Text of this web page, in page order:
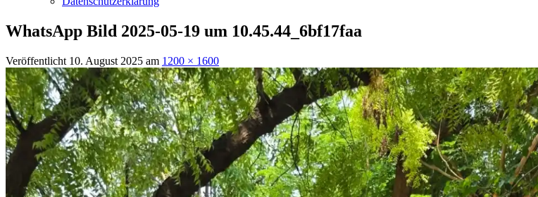
WhatsApp Bild 2025-05-19 um 10.45.44_6bf17faa
Veröffentlicht 10. August 2025 am 1200 × 1600